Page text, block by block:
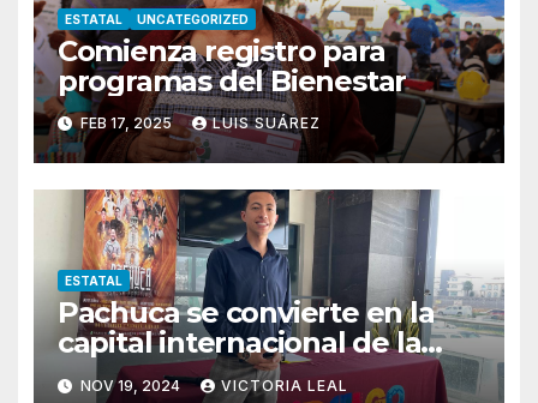
ESTATAL UNCATEGORIZED
Comienza registro para
programas del Bienestar
FEB 17, 2025 LUIS SUÁREZ
ESTATAL
Pachuca se convierte en la
capital internacional de la
salsa
NOV 19, 2024 VICTORIA LEAL